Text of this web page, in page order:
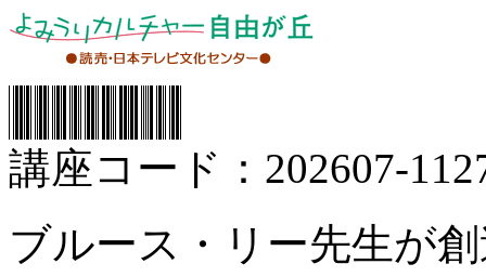
講座コード：202607-
ブルース・リー先生が